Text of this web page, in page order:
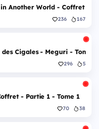
Another World - Coffret
236 167
Cigales - Meguri - Tome 5
296 5
- Partie 1 - Tome 1
70 38